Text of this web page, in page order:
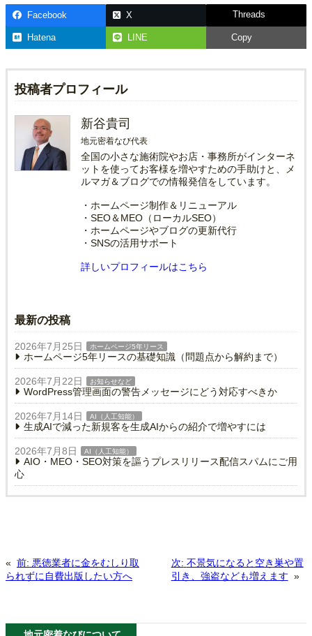
Facebook X Threads
Hatena LINE Copy
投稿者プロフィール
新谷貴司
地元密着なび代表
全国の小さな施術院やお店・事務所がインターネ
ットを使ってお客様を増やすための手助けと、メ
ルマガ＆ブログでの情報発信をしています。
・ホームページ制作＆リニューアル
・SEO＆MEO（ローカルSEO）
・ホームページやブログの更新代行
・SNSの活用サポート
詳しいプロフィールはこちら
最新の投稿
2026年7月25日 ホームページ5年リース
ホームページ5年リースの基礎知識（問題点から解約まで）
2026年7月22日 お知らせなど
WordPress管理画面の警告メッセージにどう対応すべきか
2026年7月14日 AI（人工知能）
生成AIで減った新規客を生成AIからの紹介で増やすには
2026年7月8日 AI（人工知能）
AIO・MEO・SEO対策を謳うプレスリリース配信スパムにご用
心
« 前: 悪徳業者に金をむしり取
られずに自費出版したい方へ
次: 不景気になると空き巣や置
引き、強盗なども増えます »